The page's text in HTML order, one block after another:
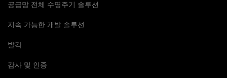
공급망 전체 수명주기 솔루션
지속 가능한 개발 솔루션
발각
감사 및 인증